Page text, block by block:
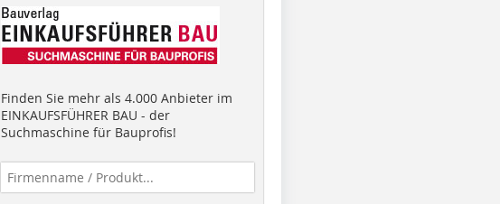
Finden Sie mehr als 4.000 Anbieter im
EINKAUFSFÜHRER BAU - der
Suchmaschine für Bauprofis!